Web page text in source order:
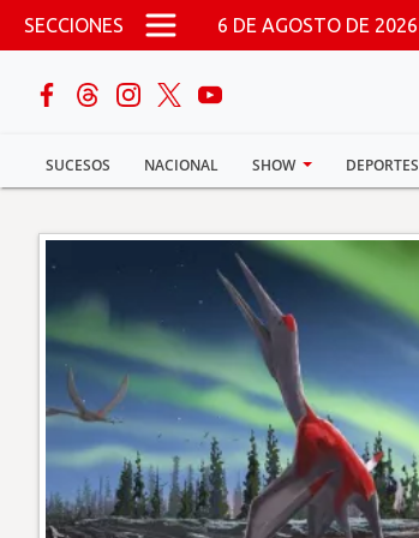
Pasar al contenido principal
SECCIONES 6 DE AGOSTO DE 2026
SUCESOS NACIONAL SHOW DEPORTES
buscar
Sucesos
Nacional
Política
Deportes
Mundo